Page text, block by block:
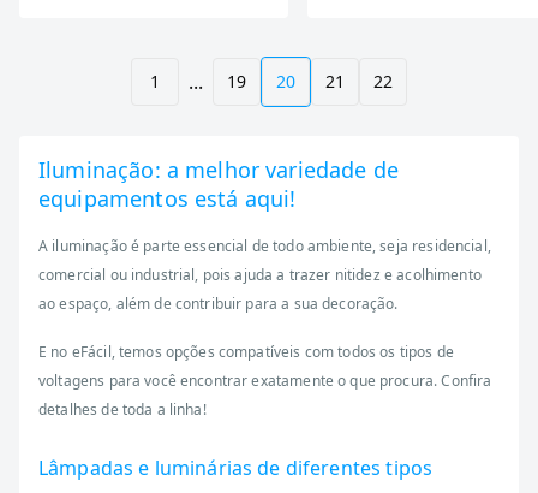
1 ... 19 20 21 22
Iluminação: a melhor variedade de
equipamentos está aqui!
A iluminação é parte essencial de todo ambiente, seja residencial,
comercial ou industrial, pois ajuda a trazer nitidez e acolhimento
ao espaço, além de contribuir para a sua decoração.
E no eFácil, temos opções compatíveis com todos os tipos de
voltagens para você encontrar exatamente o que procura. Confira
detalhes de toda a linha!
Lâmpadas e luminárias de diferentes tipos